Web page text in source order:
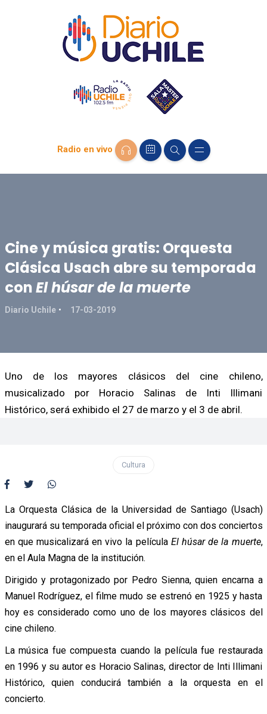
Radio en vivo
Cine y música gratis: Orquesta
Clásica Usach abre su temporada
con El húsar de la muerte
Diario Uchile 17-03-2019
Uno de los mayores clásicos del cine chileno,
musicalizado por Horacio Salinas de Inti Illimani
Histórico, será exhibido el 27 de marzo y el 3 de abril.
Cultura
La Orquesta Clásica de la Universidad de Santiago (Usach)
inaugurará su temporada oficial el próximo con dos conciertos
en que musicalizará en vivo la película El húsar de la muerte,
en el Aula Magna de la institución.
Dirigido y protagonizado por Pedro Sienna, quien encarna a
Manuel Rodríguez, el filme mudo se estrenó en 1925 y hasta
hoy es considerado como uno de los mayores clásicos del
cine chileno.
La música fue compuesta cuando la película fue restaurada
en 1996 y su autor es Horacio Salinas, director de Inti Illimani
Histórico, quien conducirá también a la orquesta en el
concierto.